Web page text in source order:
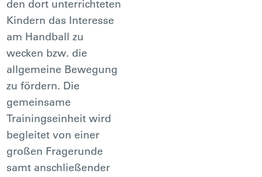
den dort unterrichteten
Kindern das Interesse
am Handball zu
wecken bzw. die
allgemeine Bewegung
zu fördern. Die
gemeinsame
Trainingseinheit wird
begleitet von einer
großen Fragerunde
samt anschließender